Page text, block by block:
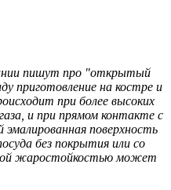
пишут про "открытый
приготовление на костре и
при более высоких
и при прямом контакте с
эмалированная поверхность
без покрытия или со
жаростойкостью может